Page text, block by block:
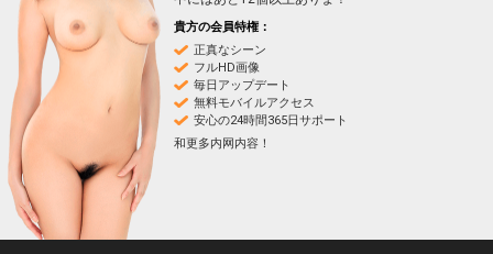
貴方の会員特権：
正真なシーン
フルHD画像
毎日アップデート
無料モバイルアクセス
安心の24時間365日サポート
和更多内网内容！